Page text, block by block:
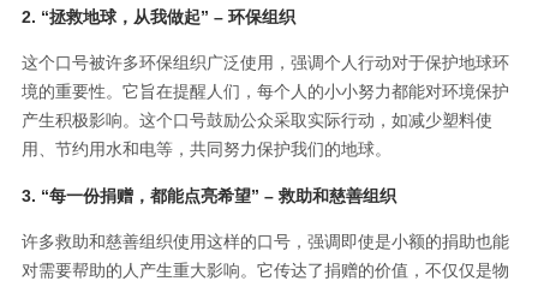
2. “拯救地球，从我做起” – 环保组织
这个口号被许多环保组织广泛使用，强调个人行动对于保护地球环
境的重要性。它旨在提醒人们，每个人的小小努力都能对环境保护
产生积极影响。这个口号鼓励公众采取实际行动，如减少塑料使
用、节约用水和电等，共同努力保护我们的地球。
3. “每一份捐赠，都能点亮希望” – 救助和慈善组织
许多救助和慈善组织使用这样的口号，强调即使是小额的捐助也能
对需要帮助的人产生重大影响。它传达了捐赠的价值，不仅仅是物